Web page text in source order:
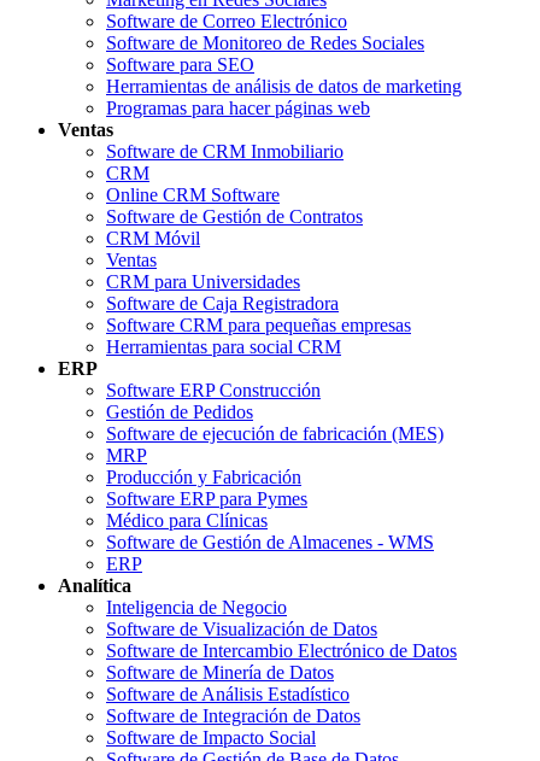
Software de Correo Electrónico
Software de Monitoreo de Redes Sociales
Software para SEO
Herramientas de análisis de datos de marketing
Programas para hacer páginas web
Ventas
Software de CRM Inmobiliario
CRM
Online CRM Software
Software de Gestión de Contratos
CRM Móvil
Ventas
CRM para Universidades
Software de Caja Registradora
Software CRM para pequeñas empresas
Herramientas para social CRM
ERP
Software ERP Construcción
Gestión de Pedidos
Software de ejecución de fabricación (MES)
MRP
Producción y Fabricación
Software ERP para Pymes
Médico para Clínicas
Software de Gestión de Almacenes - WMS
ERP
Analítica
Inteligencia de Negocio
Software de Visualización de Datos
Software de Intercambio Electrónico de Datos
Software de Minería de Datos
Software de Análisis Estadístico
Software de Integración de Datos
Software de Impacto Social